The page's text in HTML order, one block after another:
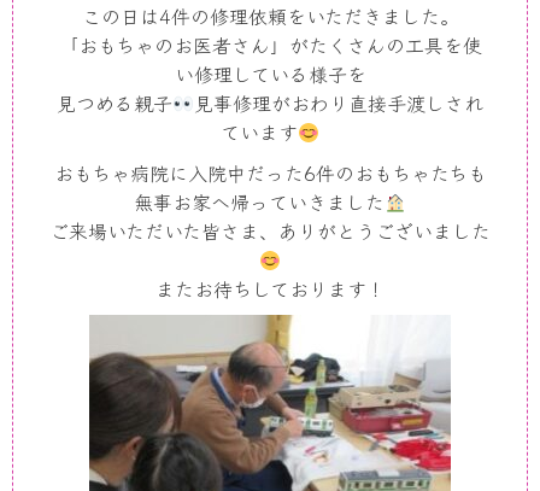
この日は4件の修理依頼をいただきました。
「おもちゃのお医者さん」がたくさんの工具を使
い修理している様子を
見つめる親子
見事修理がおわり直接手渡しされ
ています
おもちゃ病院に入院中だった6件のおもちゃたちも
無事お家へ帰っていきました
ご来場いただいた皆さま、ありがとうございました
またお待ちしております！